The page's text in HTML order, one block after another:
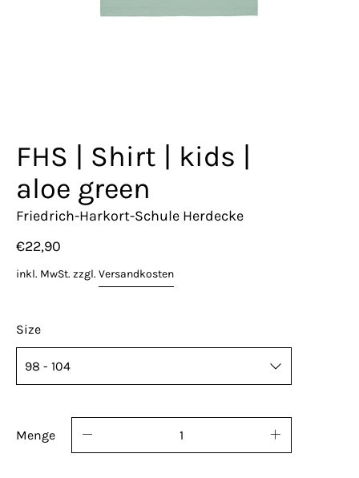
FHS | Shirt | kids |
aloe green
Friedrich-Harkort-Schule Herdecke
€22,90
inkl. MwSt. zzgl. Versandkosten
Size
Menge